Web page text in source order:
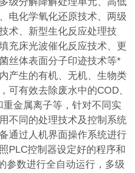
电化学氧化还原技术、两级
术、新型生化反应处理技
充床光波催化反应技术、更
丝体表面分子印迹技术等*
产生的有机、无机、生物类
可有效去除废水中的COD、
重金属离子等，针对不同实
不同的处理技术及控制系统
通过人机界面操作系统进行
PLC控制器设定好的程序和
参数进行全自动运行，多级